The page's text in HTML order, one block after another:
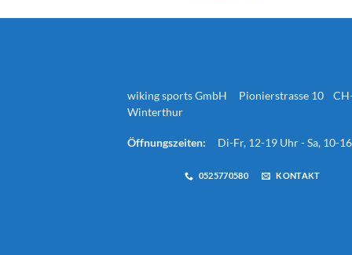
wiking sports GmbH Pionierstrasse 10
Winterthur
Öffnungszeiten: Di-Fr, 12-19 Uhr - Sa, 10-
0525770580 KONTAKT